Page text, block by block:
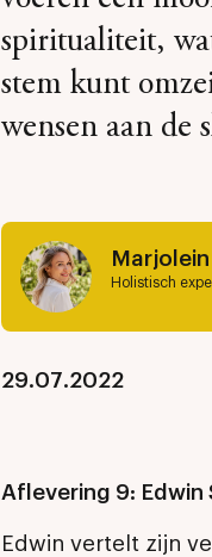
spiritualiteit,
stem kunt
wensen aan de
Holistisch
29.07.2022
Aflevering 9: Edwin
Edwin vertelt zijn